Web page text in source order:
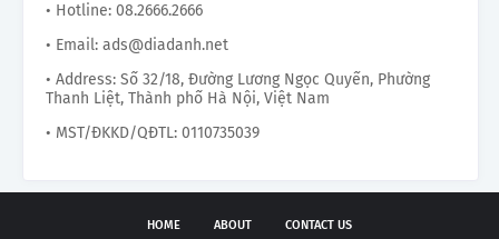
• Hotline: 08.2666.2666
• Email: ads@diadanh.net
• Address: Số 32/18, Đường Lương Ngọc Quyến, Phường
Thanh Liệt, Thành phố Hà Nội, Việt Nam
• MST/ĐKKD/QĐTL: 0110735039
HOME ABOUT CONTACT US